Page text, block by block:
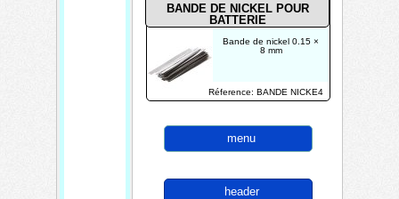
header
menu
BANDE DE NICKEL POUR
BATTERIE
Bande de nickel 0.15 ×
8 mm
Réference: BANDE NICKE4